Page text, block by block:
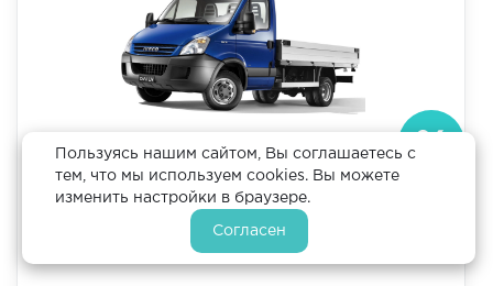
Пользуясь нашим сайтом, Вы соглашаетесь с
тем, что мы используем cookies. Вы можете
изменить настройки в браузере.
Согласен
Длина
3 м
Ширина
2 м
Высота
Грузоподъемность